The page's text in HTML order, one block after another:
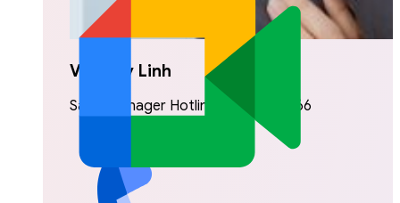
Vũ Thuỳ Linh
Sales Manager Hotline: 0842.999.666